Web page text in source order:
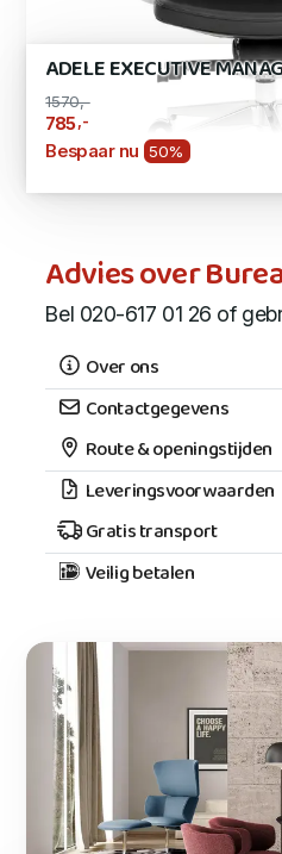
ADELE EXECUTIVE
1570,-
785,-
Bespaar nu 50%
Advies over
Bel 020-617 01 26 of
Over ons
Contactgegevens
Route & openingstijden
Leveringsvoorwaarden
Gratis transport
Veilig betalen